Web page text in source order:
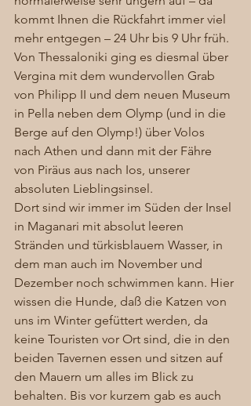
kommt Ihnen die Rückfahrt immer viel
mehr entgegen – 24 Uhr bis 9 Uhr früh.
Von Thessaloniki ging es diesmal über
Vergina mit dem wundervollen Grab
von Philipp II und dem neuen Museum
in Pella neben dem Olymp (und in die
Berge auf den Olymp!) über Volos
nach Athen und dann mit der Fähre
von Piräus aus nach Ios, unserer
absoluten Lieblingsinsel.
Dort sind wir immer im Süden der Insel
in Maganari mit absolut leeren
Stränden und türkisblauem Wasser, in
dem man auch im November und
Dezember noch schwimmen kann. Hier
wissen die Hunde, daß die Katzen von
uns im Winter gefüttert werden, da
keine Touristen vor Ort sind, die in den
beiden Tavernen essen und sitzen auf
den Mauern um alles im Blick zu
behalten. Bis vor kurzem gab es auch